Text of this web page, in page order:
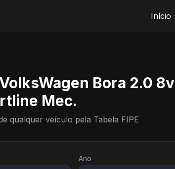
Início
Bora 2.0 8v
Mec.
qualquer veículo pela Tabela FIPE
Ano